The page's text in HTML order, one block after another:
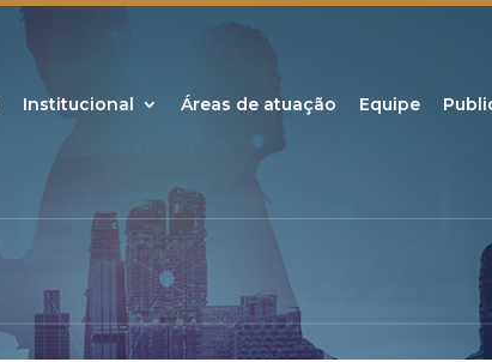
Institucional Áreas de atuação Equipe